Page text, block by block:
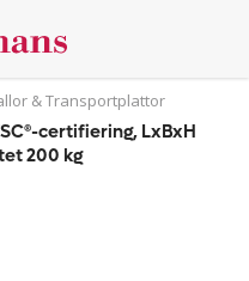
& Transportplattor
certifiering, LxBxH
200 kg